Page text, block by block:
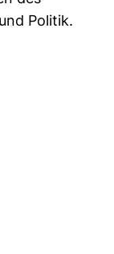
Politik.